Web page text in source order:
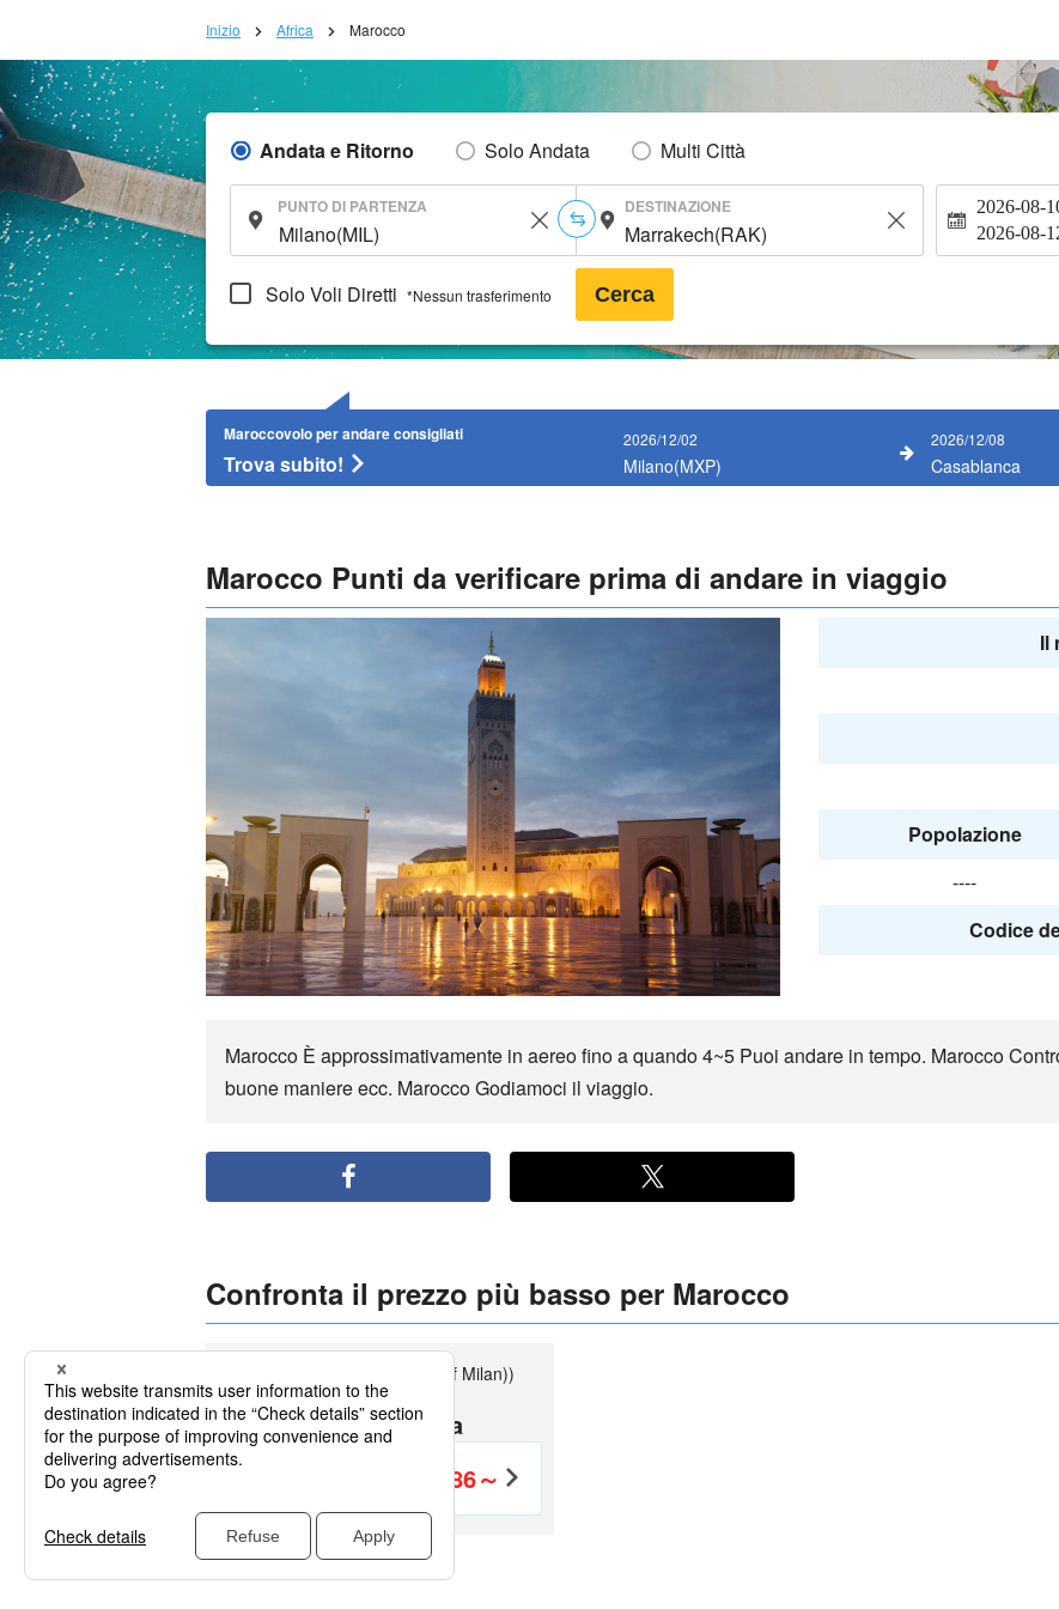
Inizio Africa Marocco
Andata e Ritorno Solo Andata Multi Città
PUNTO DI PARTENZA DESTINAZIONE 2026-08-
2026-08-
Solo Voli Diretti *Nessun trasferimento Cerca
Maroccovolo per andare consigliati
Trova subito!
2026/12/02
Milano(MXP)
2026/12/08
Casablanca
Marocco Punti da verificare prima di andare in viaggio
Il
Popolazione
----
Codice
Marocco È approssimativamente in aereo fino a quando 4~5 Puoi andare in tempo. Marocco
buone maniere ecc. Marocco Godiamoci il viaggio.
Confronta il prezzo più basso per Marocco
Milano (Milan Malpensa (City of Milan))
partenza
Casablanca
EUR186～